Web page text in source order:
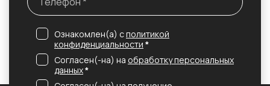
Ознакомлен(а) сполитикой
конфиденциальности *
Согласен(-на) на обработку персональных
данных*